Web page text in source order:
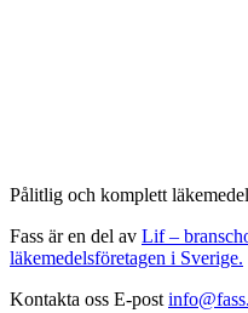
Pålitlig och komplett
Fass är en del av Lif –
läkemedelsföretagen i Sverige.
Kontakta oss E-post